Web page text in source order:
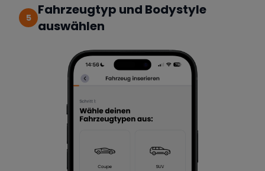
5
Fahrzeugtyp und Bodystyle
auswählen